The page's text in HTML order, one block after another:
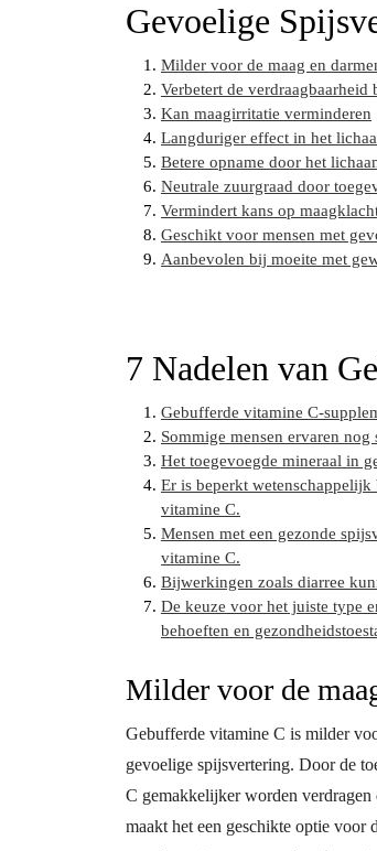
Gevoelige
Milder voor de maag en
Verbetert de
Kan maagirritatie verminderen
Langduriger effect in het
Betere opname door het
Neutrale zuurgraad door
Vermindert kans op
Geschikt voor mensen met
Aanbevolen bij moeite met
7 Nadelen van
Gebufferde vitamine C-
Sommige mensen ervaren
Het toegevoegde mineraal in
Er is beperkt
vitamine C.
Mensen met een gezonde
vitamine C.
Bijwerkingen zoals diarree
De keuze voor het juiste type
behoeften en
Milder voor de
Gebufferde vitamine C is milder
gevoelige spijsvertering. Door de
C gemakkelijker worden
maakt het een geschikte optie voor